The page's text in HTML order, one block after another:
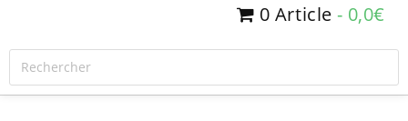
0 Article
0,0€